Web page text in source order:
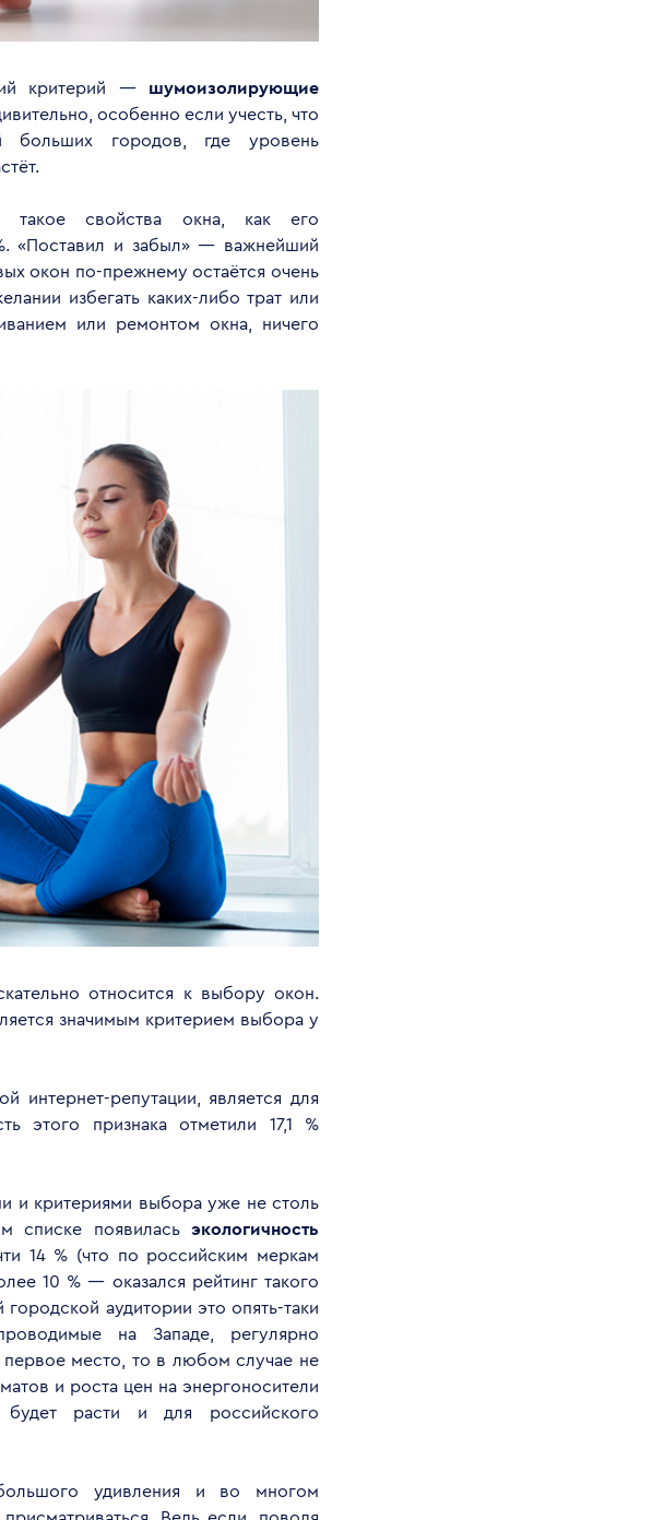
критерий — шумоизолирующие
особенно если учесть, что
больших городов, где уровень
такое свойства окна, как его
«Поставил и забыл» — важнейший
окон по-прежнему остаётся очень
избегать каких-либо трат или
или ремонтом окна, ничего
относится к выбору окон.
значимым критерием выбора у
интернет-репутации, является для
этого признака отметили 17,1 %
и критериями выбора уже не столь
списке появилась экологичность
14 % (что по российским меркам
10 % — оказался рейтинг такого
аудитории это опять-таки
на Западе, регулярно
место, то в любом случае не
и роста цен на энергоносители
будет расти и для российского
удивления и во многом